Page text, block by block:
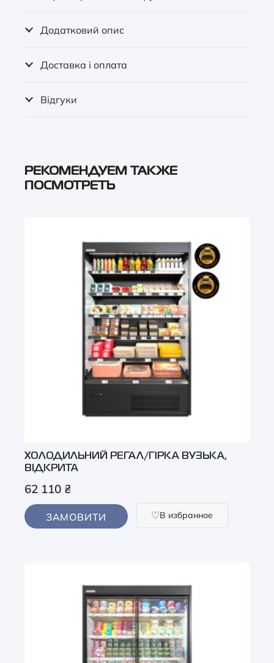
Додатковий опис
Доставка і оплата
Відгуки
РЕКОМЕНДУЕМ ТАКЖЕ
ПОСМОТРЕТЬ
ХОЛОДИЛЬНИЙ РЕГАЛ/ГІРКА ВУЗЬКА,
ВІДКРИТА
62 110 ₴
ЗАМОВИТИ В избранное